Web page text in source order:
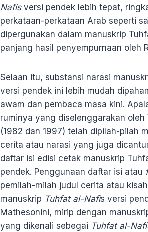
Nafisversi pendek lebih tepat,
perkataan-perkataan Arab seperti
dipergunakan dalam manuskrip
panjang hasil penyempurnaan oleh
Selaan itu, substansi narasi
versi pendek ini lebih mudah
awam dan pembaca masa kini.
ruminya yang diselenggarakan
(1982 dan 1997) telah dipilah-pilah
cerita atau narasi yang juga
daftar isi edisi cetak manuskrip
pendek. Penggunaan daftar isi atau
pemilah-milah judul cerita atau
manuskrip Tuhfat al-Nafis versi
Mathesonini, mirip dengan
yang dikenali sebegai Tuhfat al-